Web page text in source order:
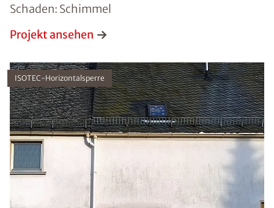
Schaden: Schimmel
Projekt ansehen
ISOTEC-Horizontalsperre